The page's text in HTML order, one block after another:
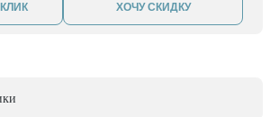
ХОЧУ СКИДКУ